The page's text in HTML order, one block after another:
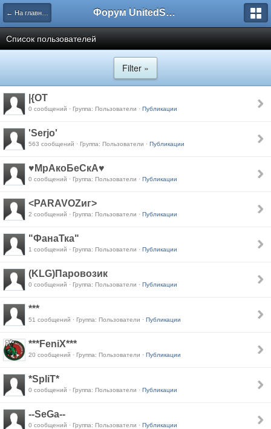
← На главную Форум UnitedSouth
Список пользователей
Filter »
|{OT
0 сообщений · Группа: Пользователи · Публикации
'Serjo'
563 сообщений · Группа: Пользователи · Публикации
♥МрАкоБеСкА♥
0 сообщений · Группа: Пользователи · Публикации
<PARAVOZиг>
2 сообщений · Группа: Пользователи · Публикации
"ФанаТка"
1 сообщений · Группа: Пользователи · Публикации
(KLG)Паровозик
0 сообщений · Группа: Пользователи · Публикации
***
51 сообщений · Группа: Пользователи · Публикации
***FeniX***
20 сообщений · Группа: Пользователи · Публикации
*SpliT*
0 сообщений · Группа: Пользователи · Публикации
--SeGa--
0 сообщений · Группа: Пользователи · Публикации